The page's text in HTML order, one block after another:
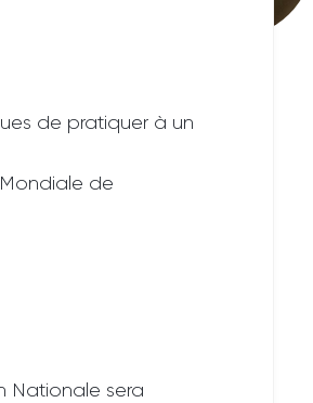
de pratiquer à un
de
Nationale sera